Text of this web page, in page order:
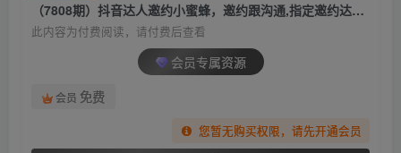
（7808期）抖音达人邀约小蜜蜂，邀约跟沟通,指定邀约达人,达人招商的批量私信【邀…
此内容为付费阅读，请付费后查看
会员专属资源
会员 免费
您暂无购买权限，请先开通会员